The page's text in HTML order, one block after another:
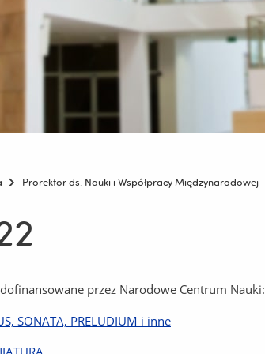
Prorektor ds. Nauki i Współpracy Międzynarodowej
przez Narodowe Centrum Nauki:
SONATA, PRELUDIUM i inne